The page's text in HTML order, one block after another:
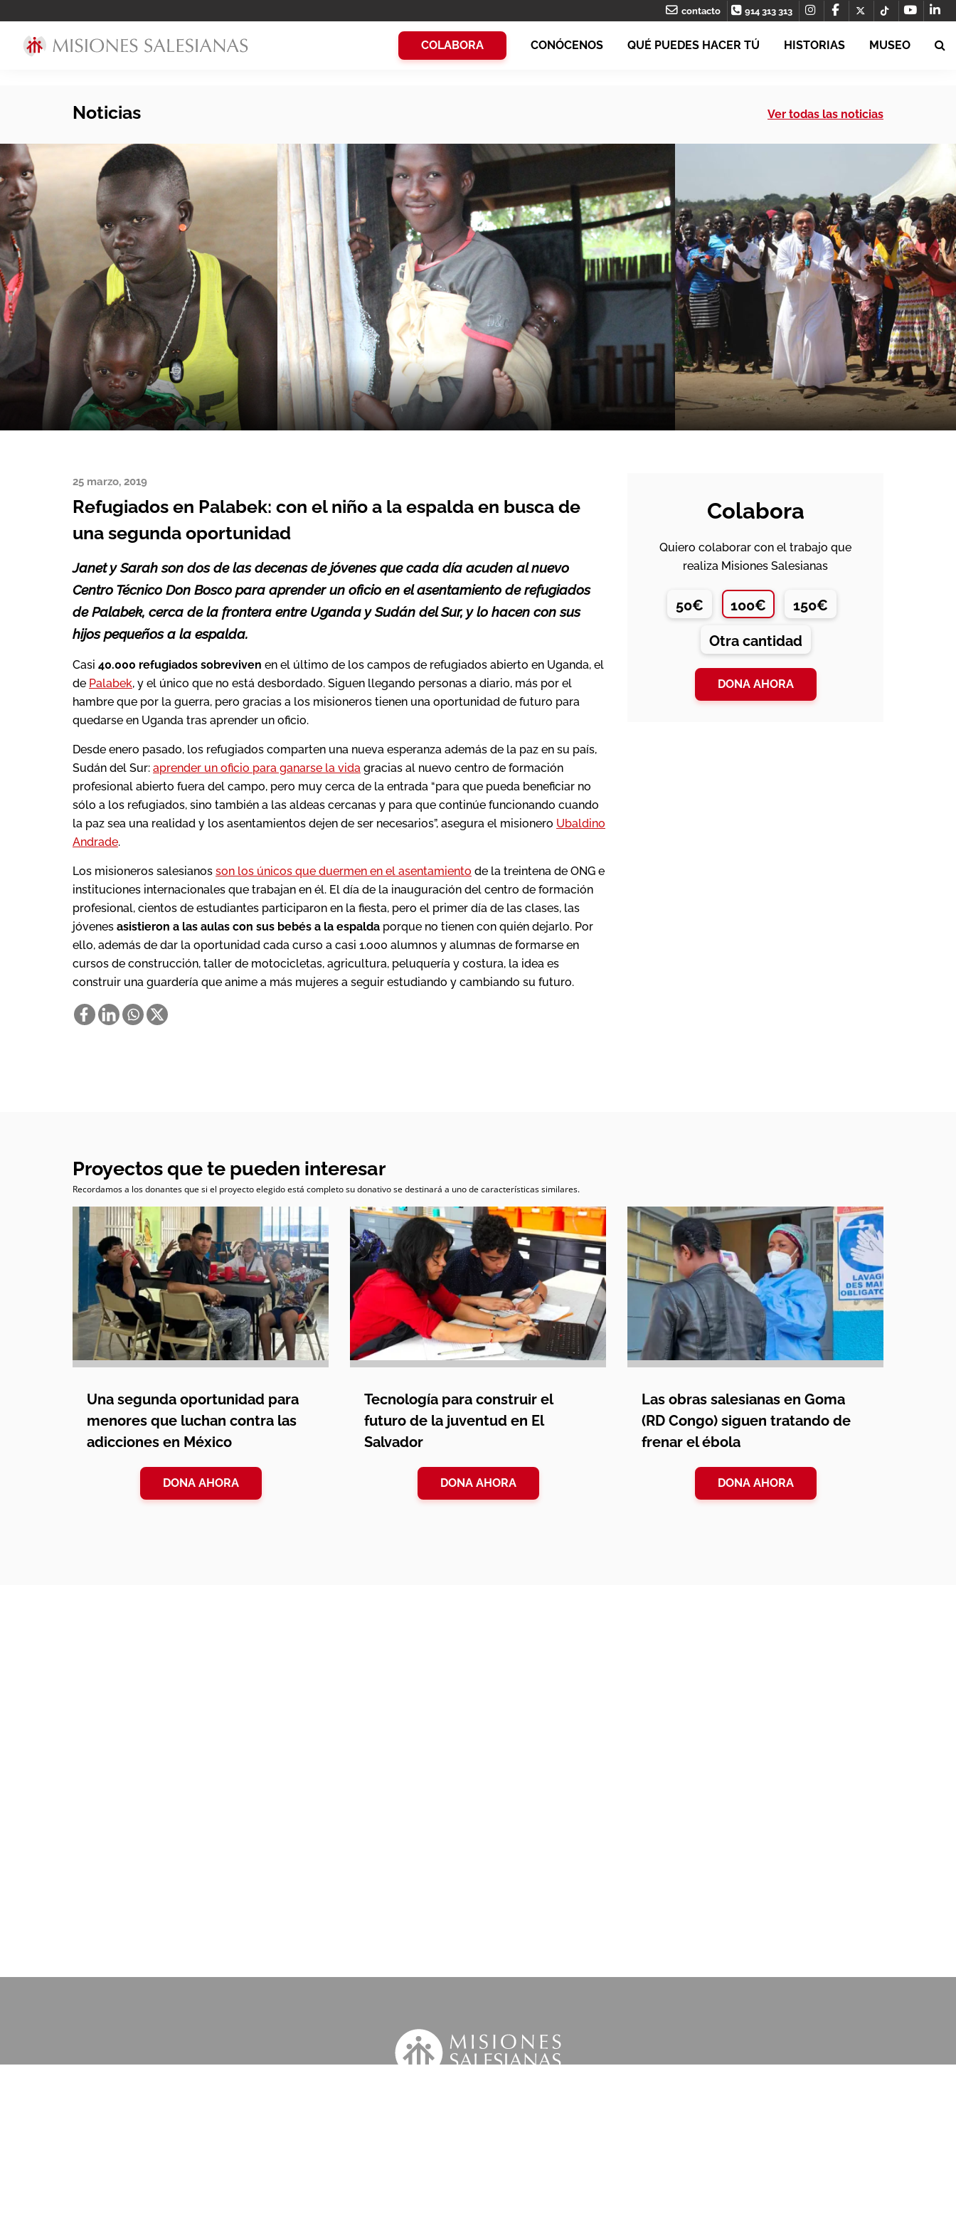
contacto 914 313 313
COLABORA CONÓCENOS QUÉ PUEDES HACER TÚ HISTORIAS MUSEO
Noticias Ver todas las noticias
25 marzo, 2019
Refugiados en Palabek: con el niño a la espalda en busca de
una segunda oportunidad
Janet y Sarah son dos de las decenas de jóvenes que cada día acuden al nuevo
Centro Técnico Don Bosco para aprender un oficio en el asentamiento derefugiados
de Palabek, cerca de la frontera entre Uganda y Sudán del Sur, y lo hacen con sus
hijos pequeños a la espalda.
Casi 40.000 refugiados sobreviven en el último de los campos de refugiados abierto en Uganda, el
de Palabek, y el único que no está desbordado. Siguen llegando personas a diario, más por el
hambre que por la guerra, pero gracias a los misioneros tienen una oportunidad de futuro para
quedarse en Uganda tras aprender un oficio.
Desde enero pasado, los refugiados comparten una nueva esperanza además de la paz en su país,
Sudán del Sur: aprender un oficio para ganarse la vida gracias al nuevo centro de formación
profesional abierto fuera del campo, pero muy cerca de la entrada “para que pueda beneficiar no
sólo a los refugiados, sino también a las aldeas cercanas y para que continúe funcionando cuando
la paz sea una realidad y los asentamientos dejen de ser necesarios”, asegura el misionero Ubaldino
Andrade.
Los misioneros salesianos son los únicos que duermen en el asentamiento de la treintena de ONG e
instituciones internacionales que trabajan en él. El día de la inauguración del centro de formación
profesional, cientos de estudiantes participaron en la fiesta, pero el primer día de las clases, las
jóvenes asistieron a las aulas con sus bebés a la espalda porque no tienen con quién dejarlo. Por
ello, además de dar la oportunidad cada curso a casi 1.o00 alumnos y alumnas de formarse en
cursos de construcción, taller de motocicletas, agricultura, peluquería y costura, la idea es
construir una guardería que anime a más mujeres a seguir estudiando y cambiando su futuro.
Colabora
Quiero colaborar con el trabajo que
realiza Misiones Salesianas
50€ 100€ 150€
Otra cantidad
DONA AHORA
Proyectos que te pueden interesar
Recordamos a los donantes que si el proyecto elegido está completo su donativo se destinará a uno de características similares.
Una segunda oportunidad para
menores que luchan contra las
adicciones en México
DONA AHORA
Tecnología para construir el
futuro de la juventud en El
Salvador
DONA AHORA
Las obras salesianas en Goma
(RD Congo) siguen tratando de
frenar el ébola
DONA AHORA